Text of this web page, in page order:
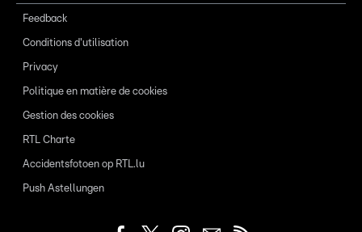
Feedback
Conditions d'utilisation
Privacy
Politique en matière de cookies
Gestion des cookies
RTL Charte
Accidentsfotoen op RTL.lu
Push Astellungen